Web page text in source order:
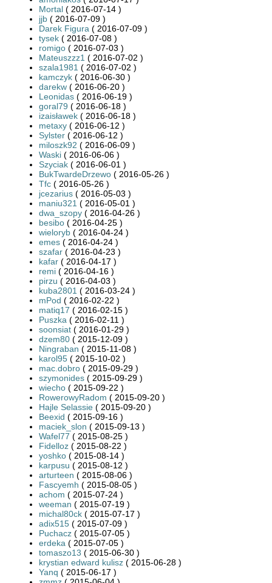
Mortal ( 2016-07-14 )
jjb ( 2016-07-09 )
Darek Figura ( 2016-07-09 )
tysek ( 2016-07-08 )
romigo ( 2016-07-03 )
Mateuszzz1 ( 2016-07-02 )
szala1981 ( 2016-07-02 )
kamczyk ( 2016-06-30 )
darekw ( 2016-06-20 )
Leonidas ( 2016-06-19 )
goral79 ( 2016-06-18 )
izaisławek ( 2016-06-18 )
metaxy ( 2016-06-12 )
Sylster ( 2016-06-12 )
miloszk92 ( 2016-06-09 )
Waski ( 2016-06-06 )
Szyciak ( 2016-06-01 )
BukTwardeDrzewo ( 2016-05-26 )
Tfc ( 2016-05-26 )
jcezarius ( 2016-05-03 )
maniu321 ( 2016-05-01 )
dwa_szopy ( 2016-04-26 )
besibo ( 2016-04-25 )
wieloryb ( 2016-04-24 )
emes ( 2016-04-24 )
szafar ( 2016-04-23 )
kafar ( 2016-04-17 )
remi ( 2016-04-16 )
pirzu ( 2016-04-03 )
kuba2801 ( 2016-03-24 )
mPod ( 2016-02-22 )
matiq17 ( 2016-02-15 )
Puszka ( 2016-02-11 )
soonsiat ( 2016-01-29 )
dzem80 ( 2015-12-09 )
Ningraban ( 2015-11-08 )
karol95 ( 2015-10-02 )
mac.dobro ( 2015-09-29 )
szymonides ( 2015-09-29 )
wiecho ( 2015-09-22 )
RowerowyRadom ( 2015-09-20 )
Hajle Selassie ( 2015-09-20 )
Beexid ( 2015-09-16 )
maciek_slon ( 2015-09-13 )
Wafel77 ( 2015-08-25 )
Fidelloz ( 2015-08-22 )
yoshko ( 2015-08-14 )
karpusu ( 2015-08-12 )
arturteen ( 2015-08-06 )
Fascyemh ( 2015-08-05 )
achom ( 2015-07-24 )
weeman ( 2015-07-19 )
michal80ck ( 2015-07-17 )
adix515 ( 2015-07-09 )
Puchacz ( 2015-07-05 )
erdeka ( 2015-07-05 )
tomaszo13 ( 2015-06-30 )
krystian edward kulisz ( 2015-06-28 )
Yanq ( 2015-06-17 )